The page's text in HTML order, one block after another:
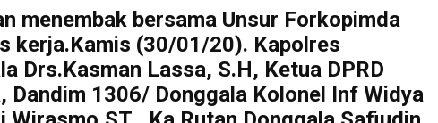
menembak bersama Unsur Forkopimda
kerja.Kamis (30/01/20). Kapolres
Drs.Kasman Lassa, S.H, Ketua DPRD
Dandim 1306/ Donggala Kolonel Inf Widya